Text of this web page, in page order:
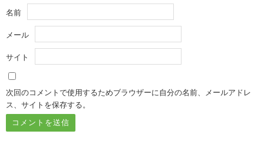
名前
メール
サイト
次回のコメントで使用するためブラウザーに自分の名前、メールアドレ
ス、サイトを保存する。